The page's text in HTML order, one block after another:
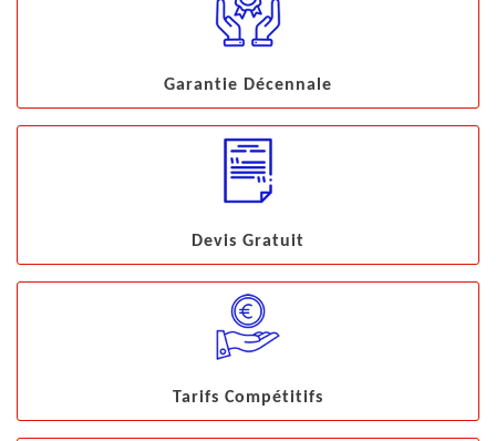
Garantie Décennale
Devis Gratuit
Tarifs Compétitifs